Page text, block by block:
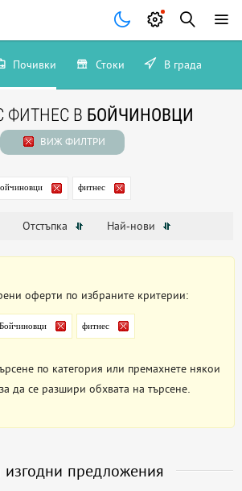
Почивки Стоки В града
ФИТНЕС В БОЙЧИНОВЦИ
ВИЖ ФИЛТРИ
фитнес
Отстъпка Най-нови
оферти по избраните критерии:
Бойчиновци фитнес
по категория или премахнете някои
да се разшири обхвата на търсене.
изгодни предложения